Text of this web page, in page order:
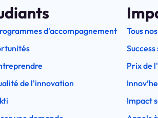
d'accompagnement
de l'innovation
Tous
Prix de
Impact